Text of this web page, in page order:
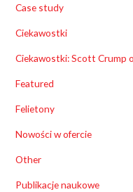
Case study
Ciekawostki
Ciekawostki: Scott Crump
Featured
Felietony
Nowości w ofercie
Other
Publikacje naukowe